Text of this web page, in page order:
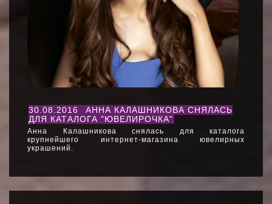
30.08.2016
АННА КАЛАШНИКОВА СНЯЛАСЬ
ДЛЯ КАТАЛОГА "ЮВЕЛИРОЧКА"
Анна Калашникова снялась для каталога
крупнейшего интернет-магазина ювелирных
украшений.